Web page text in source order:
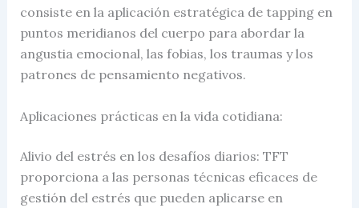
consiste en la aplicación estratégica de tapping en
puntos meridianos del cuerpo para abordar la
angustia emocional, las fobias, los traumas y los
patrones de pensamiento negativos.
Aplicaciones prácticas en la vida cotidiana:
Alivio del estrés en los desafíos diarios: TFT
proporciona a las personas técnicas eficaces de
gestión del estrés que pueden aplicarse en